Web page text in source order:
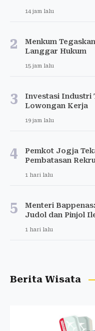
14 jam lalu
2
Menkum
Langgar Hukum
15 jam lalu
3
Investasi Industri
Lowongan Kerja
19 jam lalu
4
Pemkot Jogja
Pembatasan
1 hari lalu
5
Menteri
Judol dan Pinjol
1 hari lalu
Berita Wisata